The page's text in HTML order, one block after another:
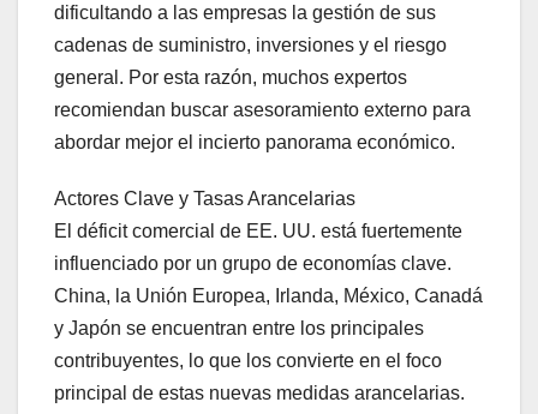
dificultando a las empresas la gestión de sus
cadenas de suministro, inversiones y el riesgo
general. Por esta razón, muchos expertos
recomiendan buscar asesoramiento externo para
abordar mejor el incierto panorama económico.
Actores Clave y Tasas Arancelarias
El déficit comercial de EE. UU. está fuertemente
influenciado por un grupo de economías clave.
China, la Unión Europea, Irlanda, México, Canadá
y Japón se encuentran entre los principales
contribuyentes, lo que los convierte en el foco
principal de estas nuevas medidas arancelarias.